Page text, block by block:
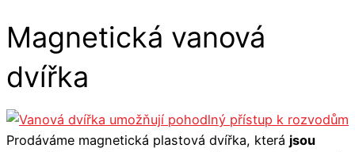
Magnetická vanová
dvířka
Prodáváme magnetická plastová dvířka, která jsou